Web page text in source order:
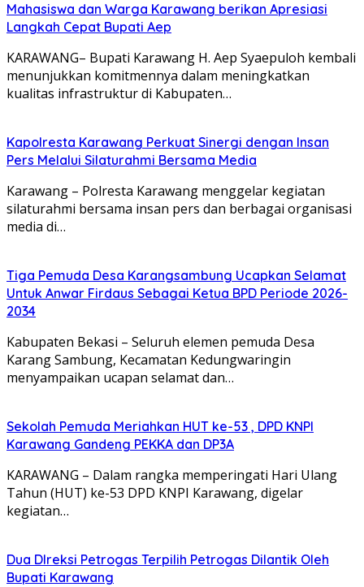
Mahasiswa dan Warga Karawang berikan Apresiasi
Langkah Cepat Bupati Aep
KARAWANG– Bupati Karawang H. Aep Syaepuloh kembali
menunjukkan komitmennya dalam meningkatkan
kualitas infrastruktur di Kabupaten…
Kapolresta Karawang Perkuat Sinergi dengan Insan
Pers Melalui Silaturahmi Bersama Media
Karawang – Polresta Karawang menggelar kegiatan
silaturahmi bersama insan pers dan berbagai organisasi
media di…
Tiga Pemuda Desa Karangsambung Ucapkan Selamat
Untuk Anwar Firdaus Sebagai Ketua BPD Periode 2026-
2034
Kabupaten Bekasi – Seluruh elemen pemuda Desa
Karang Sambung, Kecamatan Kedungwaringin
menyampaikan ucapan selamat dan…
Sekolah Pemuda Meriahkan HUT ke-53 , DPD KNPI
Karawang Gandeng PEKKA dan DP3A
KARAWANG – Dalam rangka memperingati Hari Ulang
Tahun (HUT) ke-53 DPD KNPI Karawang, digelar
kegiatan…
Dua DIreksi Petrogas Terpilih Petrogas Dilantik Oleh
Bupati Karawang